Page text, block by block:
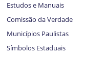
Estudos e Manuais
Comissão da Verdade
Municípios Paulistas
Símbolos Estaduais